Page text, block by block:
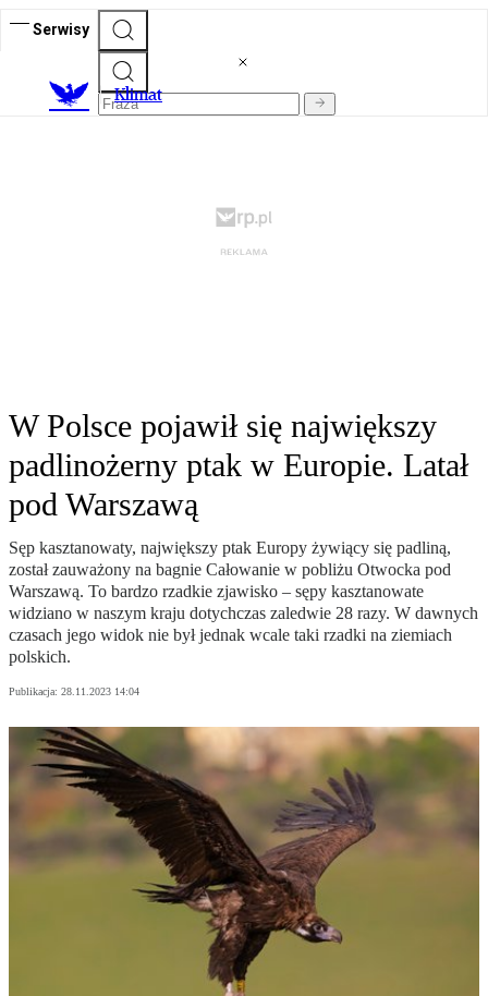
Serwisy
Klimat
W Polsce pojawił się największy
padlinożerny ptak w Europie. Latał
pod Warszawą
Sęp kasztanowaty, największy ptak Europy żywiący się padliną,
został zauważony na bagnie Całowanie w pobliżu Otwocka pod
Warszawą. To bardzo rzadkie zjawisko – sępy kasztanowate
widziano w naszym kraju dotychczas zaledwie 28 razy. W dawnych
czasach jego widok nie był jednak wcale taki rzadki na ziemiach
polskich.
Publikacja: 28.11.2023 14:04